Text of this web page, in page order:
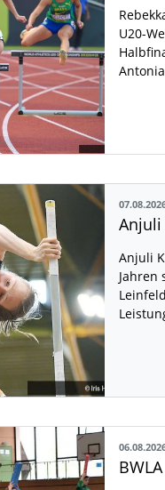
U20-
Anjuli
Jahren